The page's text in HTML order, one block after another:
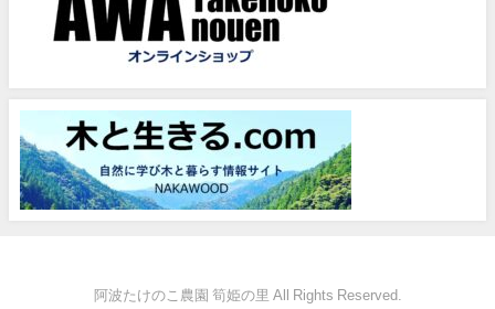
阿波たけのこ農園 筍姫の里 All Rights Reserved.